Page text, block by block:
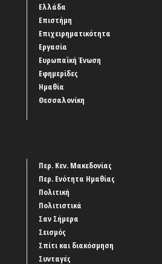
Ελλάδα
Επιστήμη
Επιχειρηματικότητα
Εργασία
Ευρωπαϊκή Ένωση
Εφημερίδες
Ημαθία
Θεσσαλονίκη
Περ. Κεν. Μακεδονίας
Περ. Ενότητα Ημαθίας
Πολιτική
Πολιτιστικά
Σαν Σήμερα
Σεισμός
Σπίτι και διακόσμηση
Συνταγές